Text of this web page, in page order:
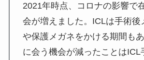
2021年時点、コロナの影響で
会が増えました。ICLは手術後
や保護メガネをかける期間も
に会う機会が減ったことはICL